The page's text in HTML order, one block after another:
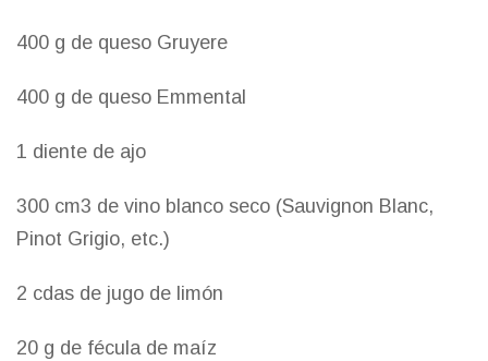
400 g de queso Gruyere
400 g de queso Emmental
1 diente de ajo
300 cm3 de vino blanco seco (Sauvignon Blanc,
Pinot Grigio, etc.)
2 cdas de jugo de limón
20 g de fécula de maíz